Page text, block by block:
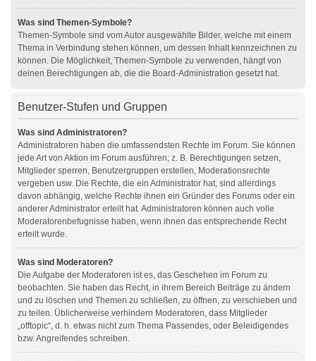
Was sind Themen-Symbole?
Themen-Symbole sind vom Autor ausgewählte Bilder, welche mit einem
Thema in Verbindung stehen können, um dessen Inhalt kennzeichnen zu
können. Die Möglichkeit, Themen-Symbole zu verwenden, hängt von
deinen Berechtigungen ab, die die Board-Administration gesetzt hat.
Benutzer-Stufen und Gruppen
Was sind Administratoren?
Administratoren haben die umfassendsten Rechte im Forum. Sie können
jede Art von Aktion im Forum ausführen; z. B. Berechtigungen setzen,
Mitglieder sperren, Benutzergruppen erstellen, Moderationsrechte
vergeben usw. Die Rechte, die ein Administrator hat, sind allerdings
davon abhängig, welche Rechte ihnen ein Gründer des Forums oder ein
anderer Administrator erteilt hat. Administratoren können auch volle
Moderatorenbefugnisse haben, wenn ihnen das entsprechende Recht
erteilt wurde.
Was sind Moderatoren?
Die Aufgabe der Moderatoren ist es, das Geschehen im Forum zu
beobachten. Sie haben das Recht, in ihrem Bereich Beiträge zu ändern
und zu löschen und Themen zu schließen, zu öffnen, zu verschieben und
zu teilen. Üblicherweise verhindern Moderatoren, dass Mitglieder
„offtopic“, d. h. etwas nicht zum Thema Passendes, oder Beleidigendes
bzw. Angreifendes schreiben.